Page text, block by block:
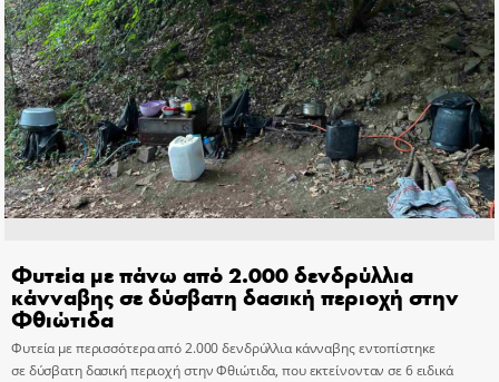
Φυτεία με πάνω από 2.000 δενδρύλλια
κάνναβης σε δύσβατη δασική περιοχή στην
Φθιώτιδα
Φυτεία με περισσότερα από 2.000 δενδρύλλια κάνναβης εντοπίστηκε
σε δύσβατη δασική περιοχή στην Φθιώτιδα, που εκτείνονταν σε 6 ειδικά